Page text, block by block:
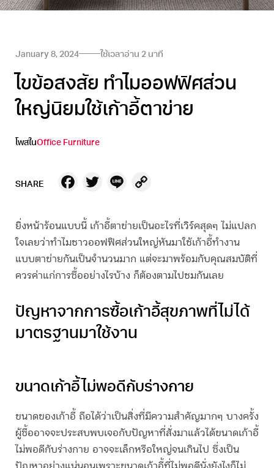
January 8, 2024 ใช้เวลาอ่าน 2 นาที
ไขข้อสงสัย ทำไมออฟฟิศส่วน
ใหญ่นิยมใช้เก้าอี้ตาข่าย
โพสในOffice Furniture
SHARE Facebook
Twitter
Line
ยิ่งหน้าร้อนแบบนี้ เก้าอี้ตาข่ายเป็นอะไรที่เวิร์คสุดๆ ไม่แปลก
ใจเลยว่าทำไมชาวออฟฟิศส่วนใหญ่หันมาใช้เก้าอี้ทำงาน
แบบตาข่ายกันเป็นจำนวนมาก แต่จะมาพร้อมกับคุณสมบัติที่
ควรค่าแก่การซื้ออย่างไรบ้าง ก็ต้องตามไปชมกันเลย
ปัญหาจากการซื้อเก้าอี้สุขภาพที่ไม่ได้
มาตรฐานมาใช้งาน
ขนาดเก้าอี้ไม่พอดีกับร่างกาย
ขนาดของเก้าอี้ ถือได้ว่าเป็นสิ่งที่มีความสำคัญมากๆ บางครั้ง
ผู้ซื้ออาจจะประสบพบเจอกับปัญหาที่สั่งมาแล้วได้ขนาดเก้าอี้
ไม่พอดีกับร่างกาย อาจจะเล็กหรือใหญ่จนเกินไป ซึ่งเป็น